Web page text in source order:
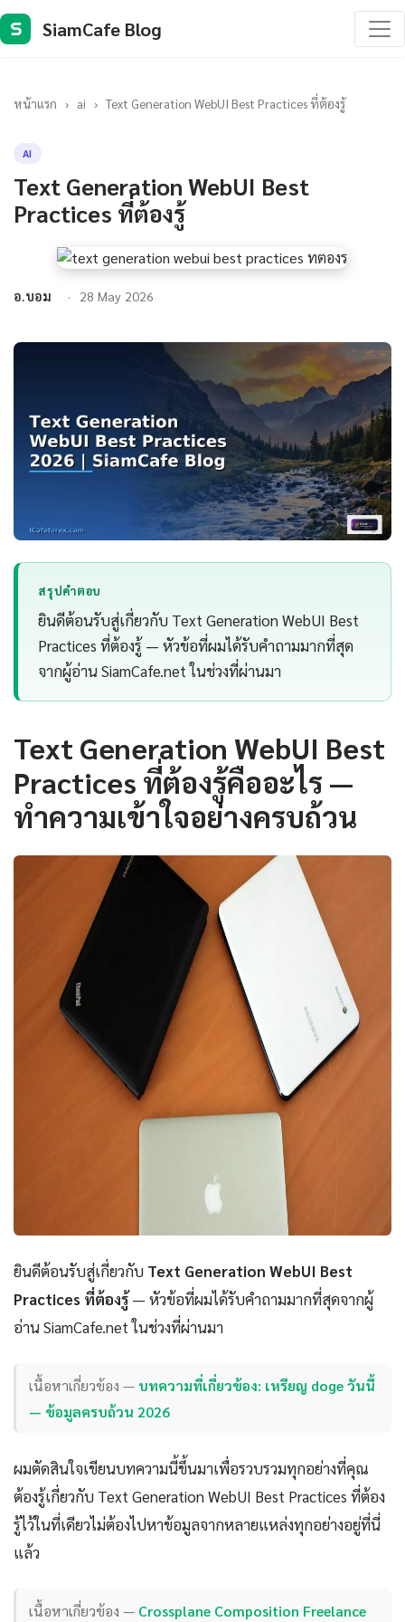
S SiamCafe Blog
หน้าแรก › ai › Text Generation WebUI Best Practices ที่ต้องรู้
AI
Text Generation WebUI Best
Practices ที่ต้องรู้
อ.บอม 28 May 2026
สรุปคำตอบ
ยินดีต้อนรับสู่เกี่ยวกับ Text Generation WebUI Best
Practices ที่ต้องรู้ — หัวข้อที่ผมได้รับคำถามมากที่สุด
จากผู้อ่าน SiamCafe.net ในช่วงที่ผ่านมา
Text Generation WebUI Best
Practices ที่ต้องรู้คืออะไร —
ทำความเข้าใจอย่างครบถ้วน
ยินดีต้อนรับสู่เกี่ยวกับ Text Generation WebUI Best
Practices ที่ต้องรู้— หัวข้อที่ผมได้รับคำถามมากที่สุดจากผู้
อ่าน SiamCafe.net ในช่วงที่ผ่านมา
เนื้อหาเกี่ยวข้อง — บทความที่เกี่ยวข้อง: เหรียญ doge วันนี้
— ข้อมูลครบถ้วน 2026
ผมตัดสินใจเขียนบทความนี้ขึ้นมาเพื่อรวบรวมทุกอย่างที่คุณ
ต้องรู้เกี่ยวกับ Text Generation WebUI Best Practices ที่ต้อง
รู้ไว้ในที่เดียวไม่ต้องไปหาข้อมูลจากหลายแหล่งทุกอย่างอยู่ที่นี่
แล้ว
เนื้อหาเกี่ยวข้อง — Crossplane Composition Freelance